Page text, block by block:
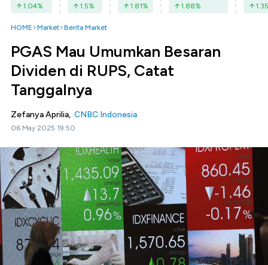
1.04% 1.5% 1.81% 1.88% 1.35
HOME Market Berita Market
PGAS Mau Umumkan Besaran
Dividen di RUPS, Catat
Tanggalnya
Zefanya Aprilia, CNBC Indonesia
06 May 2025 19:50